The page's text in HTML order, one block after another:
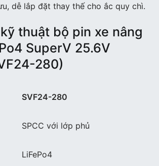
dễ lắp đặt thay thế cho ắc quy chì.
thuật bộ pin xe nâng
SuperV 25.6V
280)
SVF24-280
SPCC với lớp phủ
LiFePo4